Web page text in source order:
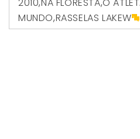
2010,NA FLORESTA,O
MUNDO,RASSELAS LAKEW